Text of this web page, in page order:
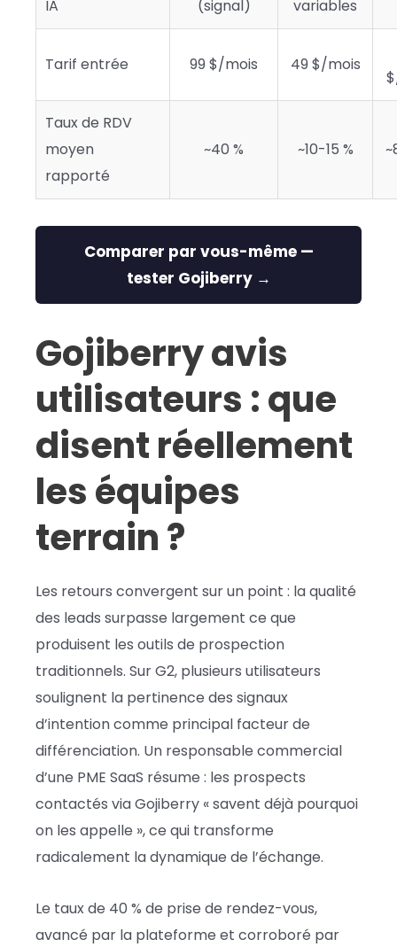
IA
(signal)
variables
Tarif entrée 99 $/mois 49 $/mois
Taux de RDV
moyen
rapporté
~40 % ~10-15 %
Comparer par vous-même —
tester Gojiberry →
Gojiberry avis
utilisateurs : que
disent réellement
les équipes
terrain ?
Les retours convergent sur un point : la qualité
des leads surpasse largement ce que
produisent les outils de prospection
traditionnels. Sur G2, plusieurs utilisateurs
soulignent la pertinence des signaux
d’intention comme principal facteur de
différenciation. Un responsable commercial
d’une PME SaaS résume : les prospects
contactés via Gojiberry « savent déjà pourquoi
on les appelle », ce qui transforme
radicalement la dynamique de l’échange.
Le taux de 40 % de prise de rendez-vous,
avancé par la plateforme et corroboré par